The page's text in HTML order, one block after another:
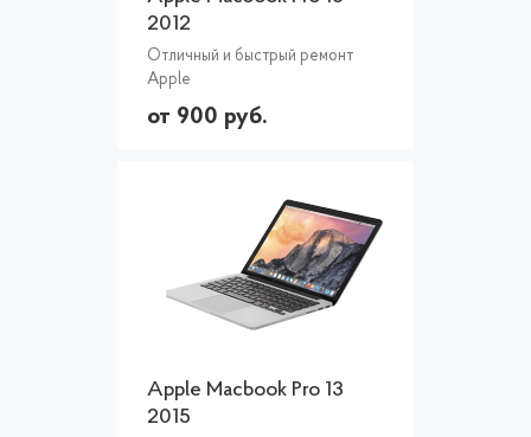
2012
Отличный и быстрый ремонт
Apple
от 900 руб.
Apple Macbook Pro 13
2015